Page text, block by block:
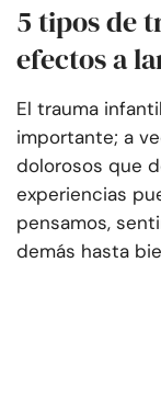
5 tipos de
efectos a
El trauma
importante; a
dolorosos que
experiencias
pensamos,
demás hasta